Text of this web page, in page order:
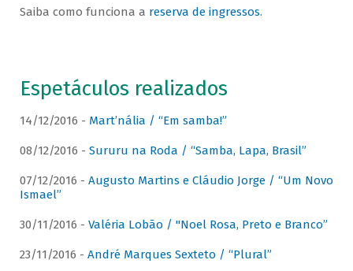
Saiba como funciona a reserva de ingressos.
Espetáculos realizados
14/12/2016 - Mart’nália / “Em samba!”
08/12/2016 - Sururu na Roda / “Samba, Lapa, Brasil”
07/12/2016 - Augusto Martins e Cláudio Jorge / “Um Novo
Ismael”
30/11/2016 - Valéria Lobão / "Noel Rosa, Preto e Branco”
23/11/2016 - André Marques Sexteto / “Plural”